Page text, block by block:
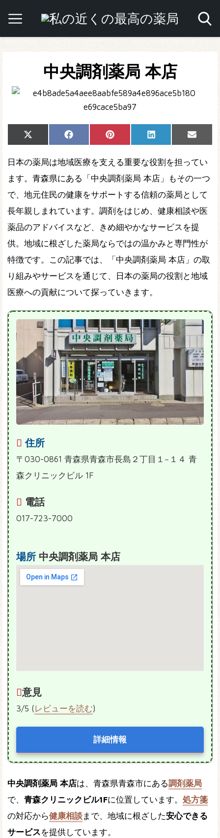
中央調剤薬局 本店
Share
on
X
(Twitter)
Share
on
Facebook Share
on
Pinterest Share
on
LinkedIn
Share
on
Email
日本の薬局は地域医療を支える重要な役割を担ってい
ます。青森県にある「中央調剤薬局 本店」もその一つ
で、地元住民の健康をサポートする信頼の薬局として
長年親しまれています。調剤をはじめ、健康相談や医
薬品のアドバイスなど、きめ細やかなサービスを提
供。地域に根ざした薬局ならではの温かみと専門性が
特徴です。この記事では、「中央調剤薬局 本店」の取
り組みやサービスを通じて、日本の薬局の役割と地域
医療への貢献について探っていきます。
住所
〒030-0861 青森県青森市長島２丁目１−１４ 青
森クリニックビル 1F
電話
017-723-7000
場所 中央調剤薬局 本店
意見
3/5 (レビューを読む)
詳細情報
中央調剤薬局 本店は、青森県青森市にある調剤薬局
で、 青森クリニックビル1Fに位置しています。 処方箋
の対応から健康相談まで、地域に根ざした安心できる
サービスを提供しています。